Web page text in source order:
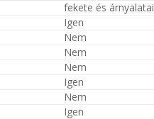
fekete és árnyalatai
Igen
Nem
Nem
Nem
Igen
Nem
Igen